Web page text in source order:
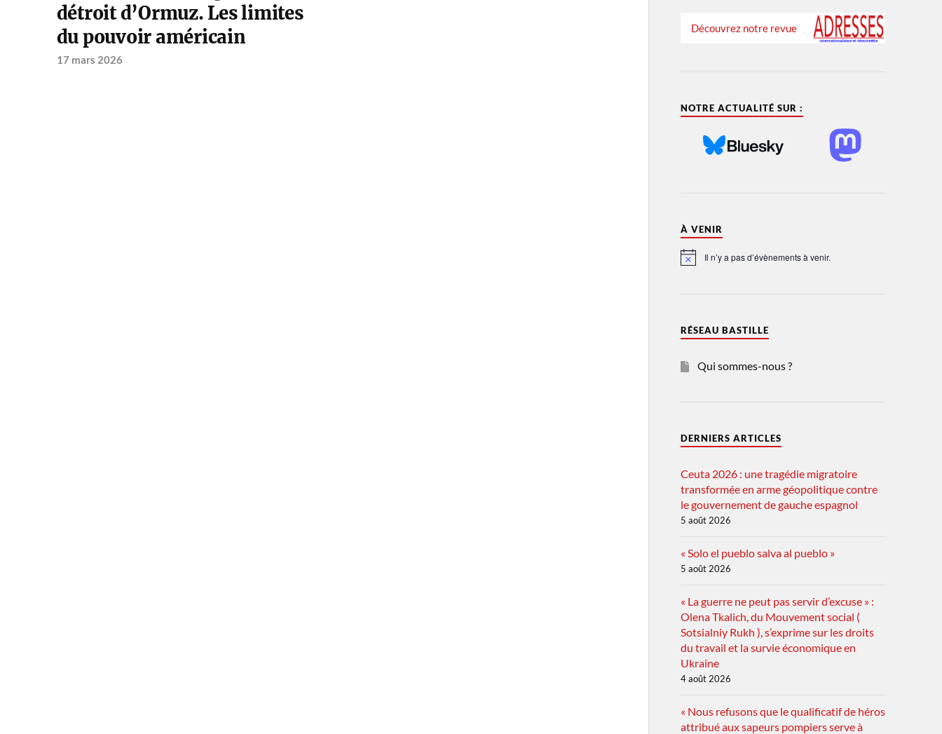
détroit d’Ormuz. Les limites
du pouvoir américain
17 mars 2026
Découvrez notre revue
NOTRE ACTUALITÉ SUR :
À VENIR
Notice Il n’y a pas d’évènements à venir.
RÉSEAU BASTILLE
Qui sommes-nous ?
DERNIERS ARTICLES
Ceuta 2026 : une tragédie migratoire
transformée en arme géopolitique contre
le gouvernement de gauche espagnol
5 août 2026
« Solo el pueblo salva al pueblo »
5 août 2026
« La guerre ne peut pas servir d’excuse » :
Olena Tkalich, du Mouvement social (
Sotsialniy Rukh ), s’exprime sur les droits
du travail et la survie économique en
Ukraine
4 août 2026
« Nous refusons que le qualificatif de héros
attribué aux sapeurs pompiers serve à